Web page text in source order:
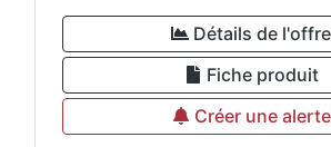
Détails de l'offre
Fiche produit
Créer une alerte